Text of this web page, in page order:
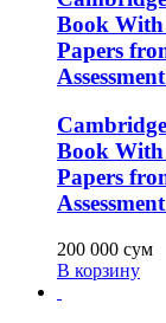
Book With
Papers
Book With
Papers
200 000 сум
В корзину